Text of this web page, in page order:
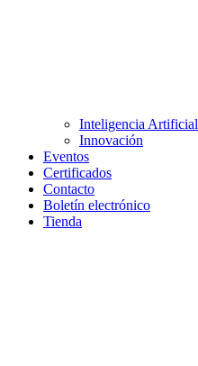
Inteligencia Artificial
Innovación
Eventos
Certificados
Contacto
Boletín electrónico
Tienda